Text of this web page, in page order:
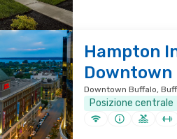
Hampton
Downtown
Downtown Buffalo,
Posizione centrale